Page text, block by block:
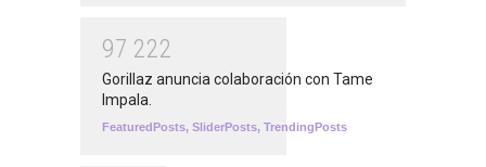
97 222
Gorillaz anuncia colaboración con Tame
Impala.
FeaturedPosts, SliderPosts, TrendingPosts